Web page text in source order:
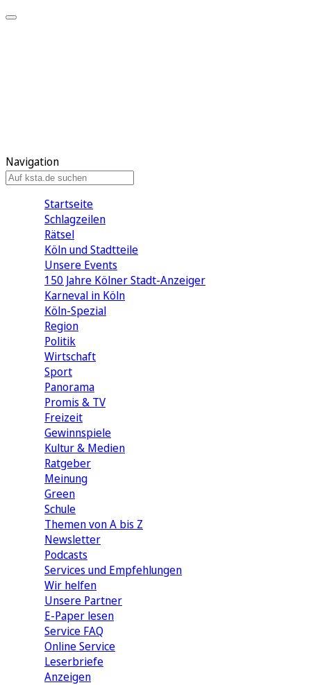
Navigation
Startseite
Schlagzeilen
Rätsel
Köln und Stadtteile
Unsere Events
150 Jahre Kölner Stadt-Anzeiger
Karneval in Köln
Köln-Spezial
Region
Politik
Wirtschaft
Sport
Panorama
Promis & TV
Freizeit
Gewinnspiele
Kultur & Medien
Ratgeber
Meinung
Green
Schule
Themen von A bis Z
Newsletter
Podcasts
Services und Empfehlungen
Wir helfen
Unsere Partner
E-Paper lesen
Service FAQ
Online Service
Leserbriefe
Anzeigen